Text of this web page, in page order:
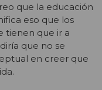
que la educación
eso que los
tienen que ir a
que no se
en creer que